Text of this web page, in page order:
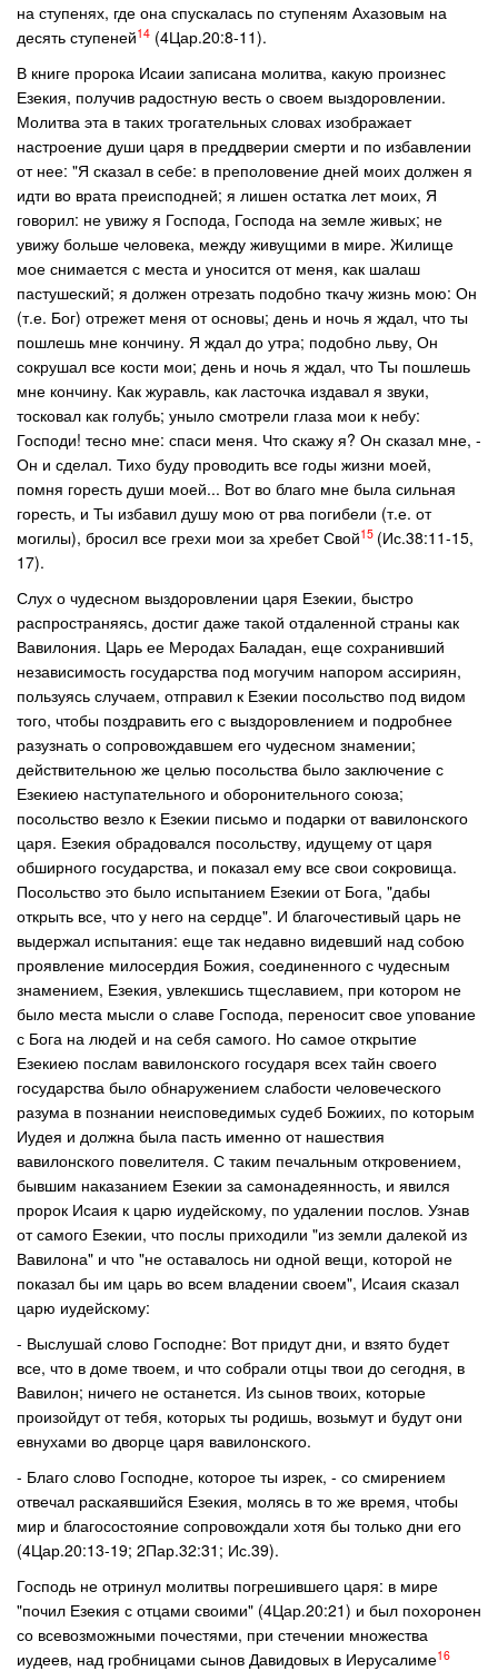
на ступенях, где она спускалась по ступеням Ахазовым на
десять ступеней14 (4Цар.20:8-11).
В книге пророка Исаии записана молитва, какую произнес
Езекия, получив радостную весть о своем выздоровлении.
Молитва эта в таких трогательных словах изображает
настроение души царя в преддверии смерти и по избавлении
от нее: "Я сказал в себе: в преполовение дней моих должен я
идти во врата преисподней; я лишен остатка лет моих, Я
говорил: не увижу я Господа, Господа на земле живых; не
увижу больше человека, между живущими в мире. Жилище
мое снимается с места и уносится от меня, как шалаш
пастушеский; я должен отрезать подобно ткачу жизнь мою: Он
(т.е. Бог) отрежет меня от основы; день и ночь я ждал, что ты
пошлешь мне кончину. Я ждал до утра; подобно льву, Он
сокрушал все кости мои; день и ночь я ждал, что Ты пошлешь
мне кончину. Как журавль, как ласточка издавал я звуки,
тосковал как голубь; уныло смотрели глаза мои к небу:
Господи! тесно мне: спаси меня. Что скажу я? Он сказал мне, -
Он и сделал. Тихо буду проводить все годы жизни моей,
помня горесть души моей... Вот во благо мне была сильная
горесть, и Ты избавил душу мою от рва погибели (т.е. от
могилы), бросил все грехи мои за хребет Свой15 (Ис.38:11-15,
17).
Слух о чудесном выздоровлении царя Езекии, быстро
распространяясь, достиг даже такой отдаленной страны как
Вавилония. Царь ее Меродах Баладан, еще сохранивший
независимость государства под могучим напором ассириян,
пользуясь случаем, отправил к Езекии посольство под видом
того, чтобы поздравить его с выздоровлением и подробнее
разузнать о сопровождавшем его чудесном знамении;
действительною же целью посольства было заключение с
Езекиею наступательного и оборонительного союза;
посольство везло к Езекии письмо и подарки от вавилонского
царя. Езекия обрадовался посольству, идущему от царя
обширного государства, и показал ему все свои сокровища.
Посольство это было испытанием Езекии от Бога, "дабы
открыть все, что у него на сердце". И благочестивый царь не
выдержал испытания: еще так недавно видевший над собою
проявление милосердия Божия, соединенного с чудесным
знамением, Езекия, увлекшись тщеславием, при котором не
было места мысли о славе Господа, переносит свое упование
с Бога на людей и на себя самого. Но самое открытие
Езекиею послам вавилонского государя всех тайн своего
государства было обнаружением слабости человеческого
разума в познании неисповедимых судеб Божиих, по которым
Иудея и должна была пасть именно от нашествия
вавилонского повелителя. С таким печальным откровением,
бывшим наказанием Езекии за самонадеянность, и явился
пророк Исаия к царю иудейскому, по удалении послов. Узнав
от самого Езекии, что послы приходили "из земли далекой из
Вавилона" и что "не оставалось ни одной вещи, которой не
показал бы им царь во всем владении своем", Исаия сказал
царю иудейскому:
- Выслушай слово Господне: Вот придут дни, и взято будет
все, что в доме твоем, и что собрали отцы твои до сегодня, в
Вавилон; ничего не останется. Из сынов твоих, которые
произойдут от тебя, которых ты родишь, возьмут и будут они
евнухами во дворце царя вавилонского.
- Благо слово Господне, которое ты изрек, - со смирением
отвечал раскаявшийся Езекия, молясь в то же время, чтобы
мир и благосостояние сопровождали хотя бы только дни его
(4Цар.20:13-19; 2Пар.32:31; Ис.39).
Господь не отринул молитвы погрешившего царя: в мире
"почил Езекия с отцами своими" (4Цар.20:21) и был похоронен
со всевозможными почестями, при стечении множества
иудеев, над гробницами сынов Давидовых в Иерусалиме16